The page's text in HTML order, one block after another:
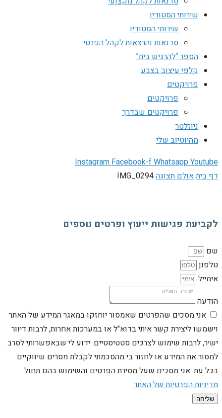
שירותי הסטודיו
שירותי הסטודיו
סדנאות והרצאות לקהל הפרטי
הספר “להרגיש בית”
קלפי עיצוב בצבע
פרויקטים
פרויקטים
פרויקטים שבדרך
ניוזלטר
מהיוטיוב שלי
InstagramFacebook-fWhatsappYoutube
דף ביתאולם תצוגהIMG_0294
לקביעת פגישות ייעוץ ופרטים נוספים
שם
טלפון
אימייל
הודעה
אני מסכים שהפרטים שאמסור יוחזקו במאגר המידע של האתר
וישמשו ליצירת קשר איתי בדוא"ל או במערכות אחרות, לרבות דיוור
ישיר, לרבות שימוש לצרכים סטטיסטיים. ידוע לי שבאפשרותי לסרב
למסור את המידע או לחזור בי מהסכמתי לקבלת מסרים שיווקיים
בכל עת. אני מסכים שעל מסירת הפרטים והשימוש בהם תחול
מדיניות הפרטיות של האתר.
שליחה